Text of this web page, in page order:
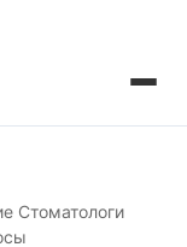
Стоматологи